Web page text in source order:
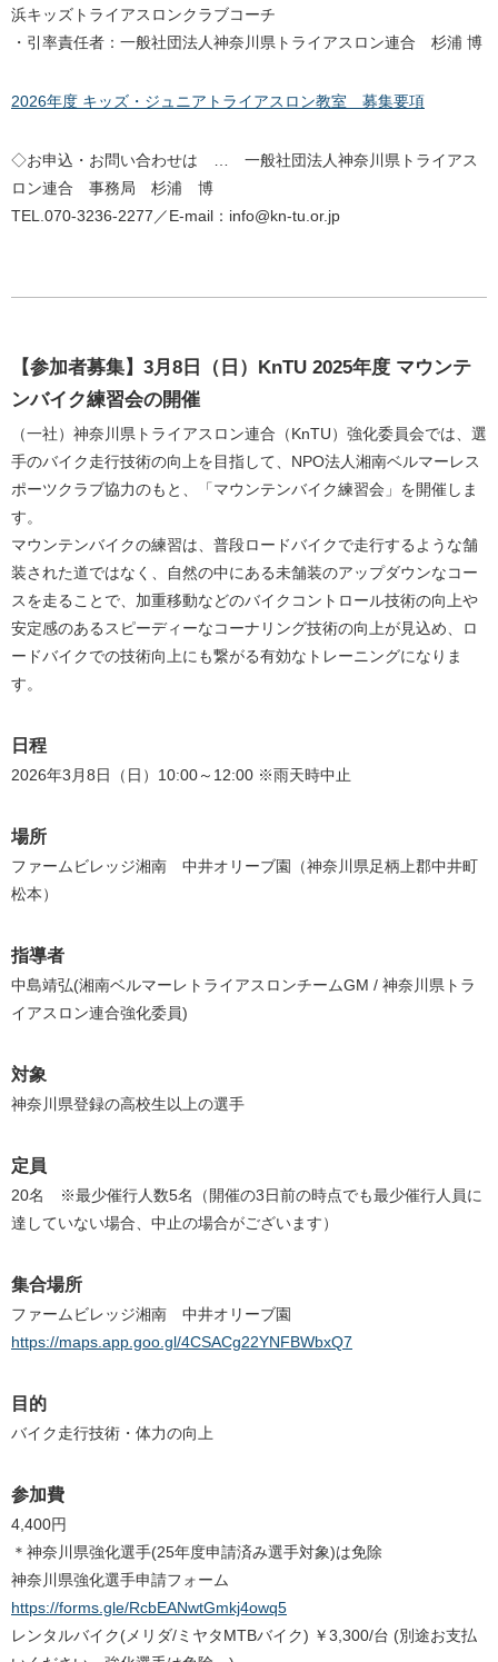
浜キッズトライアスロンクラブコーチ
・引率責任者：一般社団法人神奈川県トライアスロン連合 杉浦 博
2026年度 キッズ・ジュニアトライアスロン教室 募集要項
◇お申込・お問い合わせは … 一般社団法人神奈川県トライアス
ロン連合 事務局 杉浦 博
TEL.070-3236-2277／E-mail：info@kn-tu.or.jp
【参加者募集】3月8日（日）KnTU 2025年度 マウンテ
ンバイク練習会の開催
（一社）神奈川県トライアスロン連合（KnTU）強化委員会では、選
手のバイク走行技術の向上を目指して、NPO法人湘南ベルマーレス
ポーツクラブ協力のもと、「マウンテンバイク練習会」を開催しま
す。
マウンテンバイクの練習は、普段ロードバイクで走行するような舗
装された道ではなく、自然の中にある未舗装のアップダウンなコー
スを走ることで、加重移動などのバイクコントロール技術の向上や
安定感のあるスピーディーなコーナリング技術の向上が見込め、ロ
ードバイクでの技術向上にも繋がる有効なトレーニングになりま
す。
日程
2026年3月8日（日）10:00～12:00 ※雨天時中止
場所
ファームビレッジ湘南 中井オリーブ園（神奈川県足柄上郡中井町
松本）
指導者
中島靖弘(湘南ベルマーレトライアスロンチームGM / 神奈川県トラ
イアスロン連合強化委員)
対象
神奈川県登録の高校生以上の選手
定員
20名 ※最少催行人数5名（開催の3日前の時点でも最少催行人員に
達していない場合、中止の場合がございます）
集合場所
ファームビレッジ湘南 中井オリーブ園
https://maps.app.goo.gl/4CSACg22YNFBWbxQ7
目的
バイク走行技術・体力の向上
参加費
4,400円
＊神奈川県強化選手(25年度申請済み選手対象)は免除
神奈川県強化選手申請フォーム
https://forms.gle/RcbEANwtGmkj4owq5
レンタルバイク(メリダ/ミヤタMTBバイク) ￥3,300/台 (別途お支払